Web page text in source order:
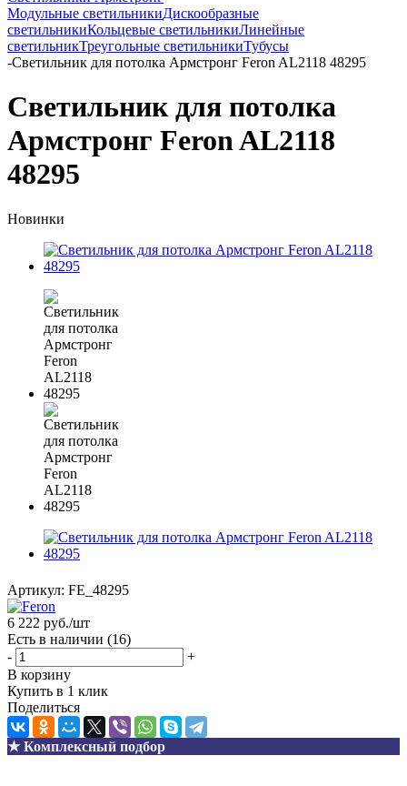
Модульные светильникиДискообразные
светильникиКольцевые светильникиЛинейные
светильникТреугольные светильникиТубусы
-Светильник для потолка Армстронг Feron AL2118 48295
Светильник для потолка
Армстронг Feron AL2118
48295
Новинки
Артикул: FE_48295
6 222 руб./шт
Есть в наличии (16)
-
+
В корзину
Купить в 1 клик
Поделиться
★ Комплексный подбор